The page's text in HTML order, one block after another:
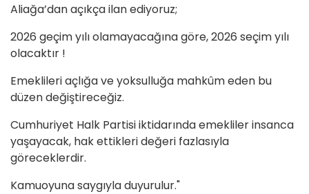
Aliağa’dan açıkça ilan ediyoruz;
2026 geçim yılı olamayacağına göre, 2026 seçim yılı
olacaktır !
Emeklileri açlığa ve yoksulluğa mahkûm eden bu
düzen değiştireceğiz.
Cumhuriyet Halk Partisi iktidarında emekliler insanca
yaşayacak, hak ettikleri değeri fazlasıyla
göreceklerdir.
Kamuoyuna saygıyla duyurulur."